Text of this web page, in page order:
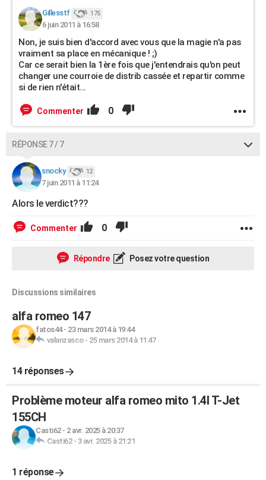
Gillesstf 175
6 juin 2011 à 16:58
Non, je suis bien d'accord avec vous que la magie n'a pas
vraiment sa place en mécanique ! ;)
Car ce serait bien la 1ère fois que j'entendrais qu'on peut
changer une courroie de distrib cassée et repartir comme
si de rien n'était...
Commenter 0
RÉPONSE 7 / 7
snocky 12
7 juin 2011 à 11:24
Alors le verdict???
Commenter 0
Répondre Posez votre question
Discussions similaires
alfa romeo 147
fatos44- 23 mars 2014 à 19:44
valanzasco- 25 mars 2014 à 11:47
14 réponses
Problème moteur alfa romeo mito 1.4l T-Jet
155CH
Casti62- 2 avr. 2025 à 20:37
Casti62- 3 avr. 2025 à 21:21
1 réponse